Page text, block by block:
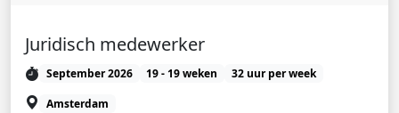
Juridisch medewerker
September 2026 19 - 19 weken
32 uur per week
Amsterdam